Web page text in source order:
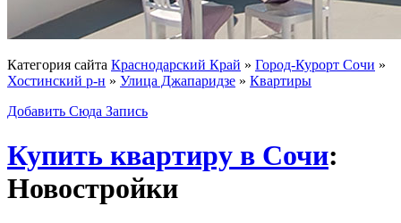
Категория сайта Краснодарский Край » Город-Курорт Сочи »
Хостинский р-н » Улица Джапаридзе » Квартиры
Добавить Сюда Запись
Купить квартиру в Сочи:
Новостройки